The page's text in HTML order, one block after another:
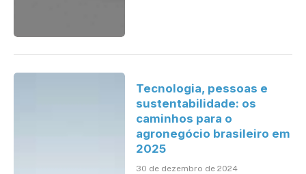
Tecnologia, pessoas e
sustentabilidade: os
caminhos para o
agronegócio brasileiro em
2025
30 de dezembro de 2024